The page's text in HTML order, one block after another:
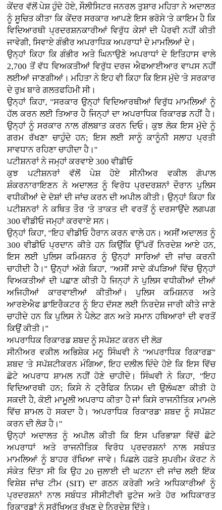
ਕੇਂਦਰ ਵੱਲੋਂ ਪੇਸ਼ ਹੁੰਦੇ ਹੋਏ, ਸੌਲੀਸਿਟਰ ਜਨਰਲ ਤੁਸ਼ਾਰ ਮਹਿਤਾ ਨੇ ਅਦਾਲਤ
ਨੂੰ ਸੂਚਿਤ ਕੀਤਾ ਕਿ ਕੇਂਦਰ ਸਰਕਾਰ ਆਪਣੇ ਇਸ ਭਰੋਸੇ 'ਤੇ ਕਾਇਮ ਹੈ ਕਿ
ਵਿਦਿਆਰਥੀ ਪ੍ਰਦਰਸ਼ਨਕਾਰੀਆਂ ਵਿਰੁੱਧ ਕੇਸਾਂ ਦੀ ਪੈਰਵੀ ਨਹੀਂ ਕੀਤੀ
ਜਾਵੇਗੀ, ਸਿਵਾਏ ਗੰਭੀਰ ਅਪਰਾਧਿਕ ਅਪਰਾਧਾਂ ਦੇ ਮਾਮਲਿਆਂ ਦੇ।
ਉਨ੍ਹਾਂ ਕਿਹਾ ਕਿ ਗੰਭੀਰ ਅਤੇ ਘਿਨਾਉਣੇ ਅਪਰਾਧਾਂ ਦੇ ਇਤਿਹਾਸ ਵਾਲੇ
2,700 ਤੋਂ ਵੱਧ ਵਿਅਕਤੀਆਂ ਵਿਰੁੱਧ ਦਰਜ ਐਫਆਈਆਰ ਵਾਪਸ ਨਹੀਂ
ਲਈਆਂ ਜਾਣਗੀਆਂ। ਮਹਿਤਾ ਨੇ ਇਹ ਵੀ ਕਿਹਾ ਕਿ ਇਸ ਮੁੱਦੇ 'ਤੇ ਸਰਕਾਰ
ਦੇ ਰੁਖ਼ ਬਾਰੇ ਗਲਤਫਹਿਮੀ ਸੀ।
ਉਨ੍ਹਾਂ ਕਿਹਾ, "ਸਰਕਾਰ ਉਨ੍ਹਾਂ ਵਿਦਿਆਰਥੀਆਂ ਵਿਰੁੱਧ ਮਾਮਲਿਆਂ ਨੂੰ
ਹੱਲ ਕਰਨ ਲਈ ਤਿਆਰ ਹੈ ਜਿਨ੍ਹਾਂ ਦਾ ਅਪਰਾਧਿਕ ਰਿਕਾਰਡ ਨਹੀਂ ਹੈ।
ਉਨ੍ਹਾਂ ਨੂੰ ਸਰਕਾਰ ਨਾਲ ਗੱਲਬਾਤ ਕਰਨ ਦਿਓ। ਕੁਝ ਲੋਕ ਇਸ ਮੁੱਦੇ ਨੂੰ
ਗਰਮ ਰੱਖਣਾ ਚਾਹੁੰਦੇ ਹਨ; ਇਸ ਲਈ ਸਾਨੂੰ ਕਾਨੂੰਨੀ ਸਲਾਹ ਪ੍ਰਤੀ
ਸਾਵਧਾਨ ਰਹਿਣਾ ਚਾਹੀਦਾ ਹੈ।"
ਪਟੀਸ਼ਨਰਾਂ ਨੇ ਜਮ੍ਹਾਂ ਕਰਵਾਏ 300 ਵੀਡੀਓ
ਕੁਝ ਪਟੀਸ਼ਨਰਾਂ ਵੱਲੋਂ ਪੇਸ਼ ਹੋਏ ਸੀਨੀਅਰ ਵਕੀਲ ਗੋਪਾਲ
ਸ਼ੰਕਰਨਾਰਾਇਣਨ ਨੇ ਅਦਾਲਤ ਨੂੰ ਵਿਰੋਧ ਪ੍ਰਦਰਸ਼ਨਾਂ ਦੌਰਾਨ ਪੁਲਿਸ
ਵਧੀਕੀਆਂ ਦੇ ਦੋਸ਼ਾਂ ਦੀ ਜਾਂਚ ਕਰਨ ਦੀ ਅਪੀਲ ਕੀਤੀ। ਉਨ੍ਹਾਂ ਕਿਹਾ ਕਿ
ਪਟੀਸ਼ਨਰਾਂ ਨੇ ਕਥਿਤ ਤੌਰ 'ਤੇ ਤਾਕਤ ਦੀ ਵਰਤੋਂ ਨੂੰ ਦਰਸਾਉਂਦੇ ਲਗਪਗ
300 ਵੀਡੀਓ ਜਮ੍ਹਾਂ ਕਰਵਾਏ ਸਨ।
ਉਨ੍ਹਾਂ ਕਿਹਾ, "ਇਹ ਵੀਡੀਓ ਹੈਰਾਨ ਕਰਨ ਵਾਲੇ ਹਨ। ਅਸੀਂ ਅਦਾਲਤ ਨੂੰ
300 ਵੀਡੀਓ ਪ੍ਰਦਾਨ ਕੀਤੇ ਹਨ ਕਿਉਂਕਿ ਉੱਪਰੋਂ ਨਿਰਦੇਸ਼ ਆਏ ਹਨ,
ਇਸ ਲਈ ਪੁਲਿਸ ਕਮਿਸ਼ਨਰ ਨੂੰ ਉਨ੍ਹਾਂ ਸਾਰਿਆਂ ਦੀ ਜਾਂਚ ਕਰਨੀ
ਚਾਹੀਦੀ ਹੈ।" ਉਨ੍ਹਾਂ ਅੱਗੇ ਕਿਹਾ, "ਅਸੀਂ ਸਾਦੇ ਕੱਪੜਿਆਂ ਵਿੱਚ ਉਨ੍ਹਾਂ
ਵਿਅਕਤੀਆਂ ਦੀ ਪਛਾਣ ਕੀਤੀ ਹੈ ਜਿਨ੍ਹਾਂ ਨੇ ਪੁਲਿਸ ਵਧੀਕੀਆਂ ਦੀਆਂ
ਅਜਿਹੀਆਂ ਕਾਰਵਾਈਆਂ ਕੀਤੀਆਂ। ਪੁਲਿਸ ਕਮਿਸ਼ਨਰ ਅਤੇ
ਆਰਏਐਫ ਡਾਇਰੈਕਟਰ ਨੂੰ ਇਹ ਦੱਸਣ ਲਈ ਨਿਰਦੇਸ਼ ਜਾਰੀ ਕੀਤੇ ਜਾਣੇ
ਚਾਹੀਦੇ ਹਨ ਕਿ ਪੁਲਿਸ ਨੇ ਪੈਲੇਟ ਗਨ ਅਤੇ ਸਮਾਨ ਹਥਿਆਰਾਂ ਦੀ ਵਰਤੋਂ
ਕਿਉਂ ਕੀਤੀ।"
ਅਪਰਾਧਿਕ ਰਿਕਾਰਡ ਸ਼ਬਦ ਨੂੰ ਸਪੱਸ਼ਟ ਕਰਨ ਦੀ ਲੋੜ
ਸੀਨੀਅਰ ਵਕੀਲ ਅਭਿਸ਼ੇਕ ਮਨੂ ਸਿੰਘਵੀ ਨੇ "ਅਪਰਾਧਿਕ ਰਿਕਾਰਡ"
ਸ਼ਬਦ 'ਤੇ ਸਪੱਸ਼ਟੀਕਰਨ ਮੰਗਿਆ, ਇਹ ਦਲੀਲ ਦਿੰਦੇ ਹੋਏ ਕਿ ਇਸ ਵਿੱਚ
ਛੋਟੇ ਅਪਰਾਧ ਸ਼ਾਮਲ ਨਹੀਂ ਹੋਣੇ ਚਾਹੀਦੇ। ਸਿੰਘਵੀ ਨੇ ਕਿਹਾ, "ਇਹ
ਵਿਦਿਆਰਥੀ ਹਨ; ਕਿਸੇ ਨੇ ਟ੍ਰੈਫਿਕ ਨਿਯਮ ਦੀ ਉਲੰਘਣਾ ਕੀਤੀ ਹੋ
ਸਕਦੀ ਹੈ, ਕੋਈ ਮਾਮੂਲੀ ਅਪਰਾਧ ਕੀਤਾ ਹੈ ਜਾਂ ਕਿਸੇ ਰਾਜਨੀਤਿਕ ਮਾਮਲੇ
ਵਿੱਚ ਸ਼ਾਮਲ ਹੋ ਸਕਦਾ ਹੈ। 'ਅਪਰਾਧਿਕ ਰਿਕਾਰਡ' ਸ਼ਬਦ ਨੂੰ ਸਪੱਸ਼ਟ
ਕਰਨ ਦੀ ਲੋੜ ਹੈ।"
ਉਨ੍ਹਾਂ ਅਦਾਲਤ ਨੂੰ ਅਪੀਲ ਕੀਤੀ ਕਿ ਇਸ ਪਰਿਭਾਸ਼ਾ ਵਿੱਚੋਂ ਛੋਟੇ
ਅਪਰਾਧਾਂ ਅਤੇ ਰਾਜਨੀਤਿਕ ਵਿਰੋਧ ਪ੍ਰਦਰਸ਼ਨਾਂ ਨਾਲ ਸਬੰਧਤ
ਮਾਮਲਿਆਂ ਨੂੰ ਬਾਹਰ ਰੱਖਿਆ ਜਾਵੇ। ਪਿਛਲੇ ਹਫ਼ਤੇ ਸੁਪਰੀਮ ਕੋਰਟ ਨੇ
ਸੰਕੇਤ ਦਿੱਤਾ ਸੀ ਕਿ ਉਹ 20 ਜੁਲਾਈ ਦੀ ਘਟਨਾ ਦੀ ਜਾਂਚ ਲਈ ਇੱਕ
ਵਿਸ਼ੇਸ਼ ਜਾਂਚ ਟੀਮ (SIT) ਦਾ ਗਠਨ ਕਰੇਗੀ ਅਤੇ ਅਧਿਕਾਰੀਆਂ ਨੂੰ
ਪ੍ਰਦਰਸ਼ਨਾਂ ਨਾਲ ਸਬੰਧਤ ਸੀਸੀਟੀਵੀ ਫੁਟੇਜ ਅਤੇ ਹੋਰ ਅਧਿਕਾਰਤ
ਰਿਕਾਰਡਾਂ ਨੂੰ ਸੁਰੱਖਿਅਤ ਰੱਖਣ ਦੇ ਨਿਰਦੇਸ਼ ਦਿੱਤੇ।